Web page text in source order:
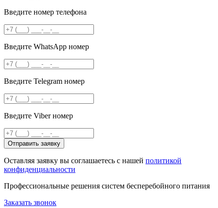
Введите номер телефона
Введите WhatsApp номер
Введите Telegram номер
Введите Viber номер
Отправить заявку
Оставляя заявку вы соглашаетесь с нашей политикой
конфиденциальности
Профессиональные решения систем бесперебойного питания
Заказать звонок